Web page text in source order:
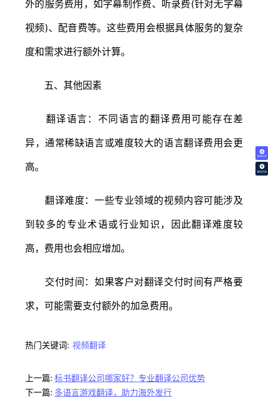
免费试译
翻译价格
外的服务费用，如字幕制作费、听录费(针对无字幕
视频)、配音费等。这些费用会根据具体服务的复杂
度和需求进行额外计算。
五、其他因素
翻译语言：不同语言的翻译费用可能存在差
异，通常稀缺语言或难度较大的语言翻译费用会更
高。
翻译难度：一些专业领域的视频内容可能涉及
到较多的专业术语或行业知识，因此翻译难度较
高，费用也会相应增加。
交付时间：如果客户对翻译交付时间有严格要
求，可能需要支付额外的加急费用。
热门关键词: 视频翻译
上一篇: 标书翻译公司哪家好？专业翻译公司优势
下一篇: 多语言游戏翻译，助力海外发行